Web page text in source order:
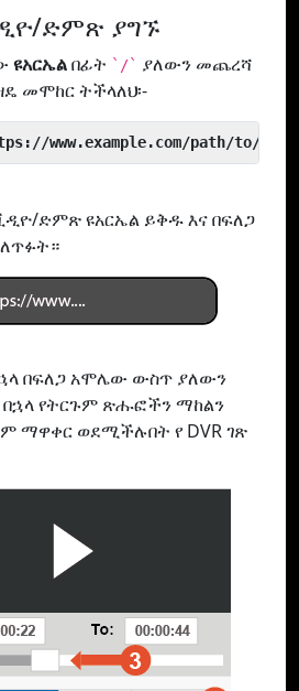
ድምጽ ያግኙ
ዩአርኤልበፊት `/` ያለውን መጨረሻ
መሞከር ትችላለህ፡-
www.example.com/path/to/
ድምጽ ዩአርኤል ይቅዱ እና በፍለጋ
በፍለጋ አሞሌው ውስጥ ያለውን
በኋላ የትርጉም ጽሑፎችን ማከልን
ወደሚችሉበት የ DVR ገጽ